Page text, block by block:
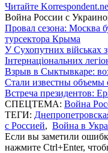
Читайте
Война России с
Провал сезона: Москва
турсектора Крыма
У Сухопутних військах
Інтернаціональних
Взрыв в Сыктывкаре:
Стали известны
Встреча президентов:
СПЕЦТЕМА: Война
ТЕГИ:
с Россией, Война в
Если вы заметили
нажмите Ctrl+Enter,